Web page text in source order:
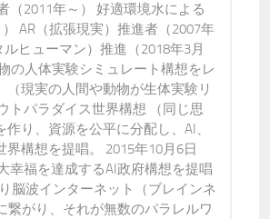
（2011年～） 好適環境水による
AR（拡張現実）推進者（2007年
ヒューマン）推進（2018年3月
の人体実験シミュレート構想をレ
現実の人間や動物が生体実験リ
トパラダイス世界構想 （同じ思
り、資源を公平に分配し、AI、
構想を提唱。 2015年10月6日
幸福を達成するAI政府構想を提唱
脳波インターネット（ブレインネ
繋がり、それが無数のパラレルワ